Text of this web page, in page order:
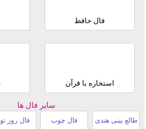
فال حافظ
استخاره با قرآن
سایر فال ها
طالع بینی هندی فال چوب فال روز